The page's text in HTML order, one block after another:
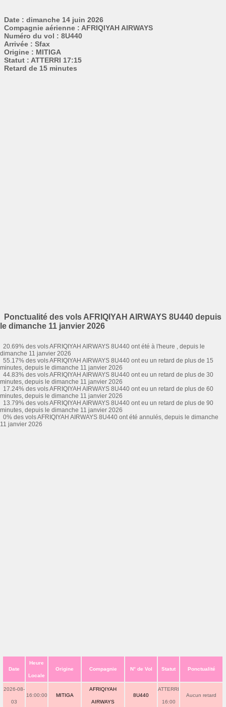
Date : dimanche 14 juin 2026
Compagnie aérienne : AFRIQIYAH AIRWAYS
Numéro du vol : 8U440
Arrivée : Sfax
Origine : MITIGA
Statut : ATTERRI 17:15
Retard de 15 minutes
Ponctualité des vols AFRIQIYAH AIRWAYS 8U440 depuis
le dimanche 11 janvier 2026
20.69% des vols AFRIQIYAH AIRWAYS 8U440 ont été à l'heure , depuis le
dimanche 11 janvier 2026
55.17% des vols AFRIQIYAH AIRWAYS 8U440 ont eu un retard de plus de 15
minutes, depuis le dimanche 11 janvier 2026
44.83% des vols AFRIQIYAH AIRWAYS 8U440 ont eu un retard de plus de 30
minutes, depuis le dimanche 11 janvier 2026
17.24% des vols AFRIQIYAH AIRWAYS 8U440 ont eu un retard de plus de 60
minutes, depuis le dimanche 11 janvier 2026
13.79% des vols AFRIQIYAH AIRWAYS 8U440 ont eu un retard de plus de 90
minutes, depuis le dimanche 11 janvier 2026
0% des vols AFRIQIYAH AIRWAYS 8U440 ont été annulés, depuis le dimanche
11 janvier 2026
Date
Heure
Locale
Origine Compagnie N° de Vol Statut Ponctualité
2026-08-
03
16:00:00 MITIGA
AFRIQIYAH
AIRWAYS
8U440
ATTERRI
16:00
Aucun retard